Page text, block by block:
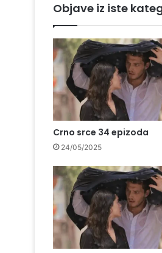
Objave iz iste
Crno srce 34 epizoda
24/05/2025